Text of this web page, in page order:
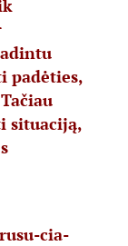
padėties,
situaciją,
cia-